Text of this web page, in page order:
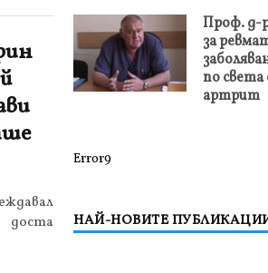
доста
Проф. д-
за
по
артрит
Error9
НАЙ-НОВИТЕ